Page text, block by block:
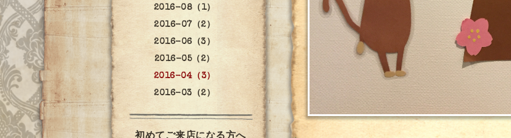
2016-08（1）
2016-07（2）
2016-06（3）
2016-05（2）
2016-04（3）
2016-03（2）